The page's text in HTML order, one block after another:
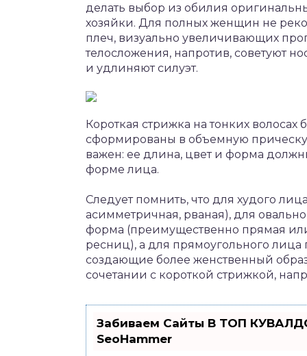
делать выбор из обилия
хозяйки. Для полных женщин не
плеч, визуально увеличивающих
телосложения, напротив, советуют
и удлиняют силуэт.
Короткая стрижка на тонких
сформированы в объемную прическу.
важен: ее длина, цвет и форма
форме лица.
Следует помнить, что для худого
асимметричная, рваная), для
форма (преимущественно прямая
ресниц), а для прямоугольного
создающие более женственный
сочетании с короткой стрижкой,
Забиваем Сайты В ТОП
SeoHammer